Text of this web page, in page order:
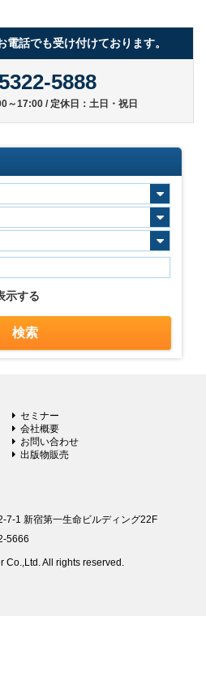
話でも受け付けております。
5888
～17:00 / 定休日：土日・祝日
示する
セミナー
会社概要
お問い合わせ
出版物販売
7-1 新宿第一生命ビルディング22F
5666
All rights reserved.